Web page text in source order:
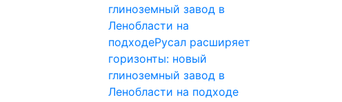
глиноземный завод в
Ленобласти на
подходеРусал расширяет
горизонты: новый
глиноземный завод в
Ленобласти на подходе